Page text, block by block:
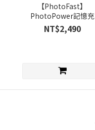
【PhotoFast】
PhotoPower記憶充
NT$2,490